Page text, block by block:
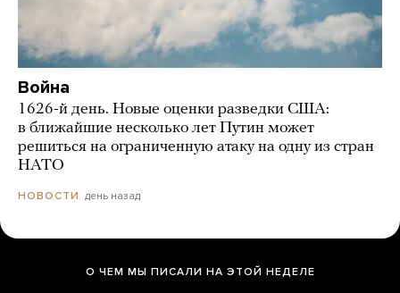
Война
1626-й день. Новые оценки разведки США:
в ближайшие несколько лет Путин может
решиться на ограниченную атаку на одну из стран
НАТО
НОВОСТИ день назад
О ЧЕМ МЫ ПИСАЛИ НА ЭТОЙ НЕДЕЛЕ